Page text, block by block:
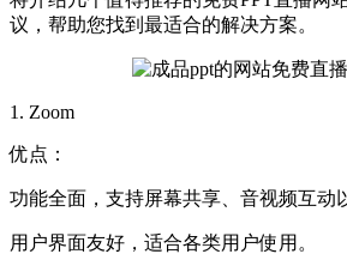
议，帮助您找到最适合的解决方案。
1. Zoom
优点：
功能全面，支持屏幕共享、音视频互动
用户界面友好，适合各类用户使用。